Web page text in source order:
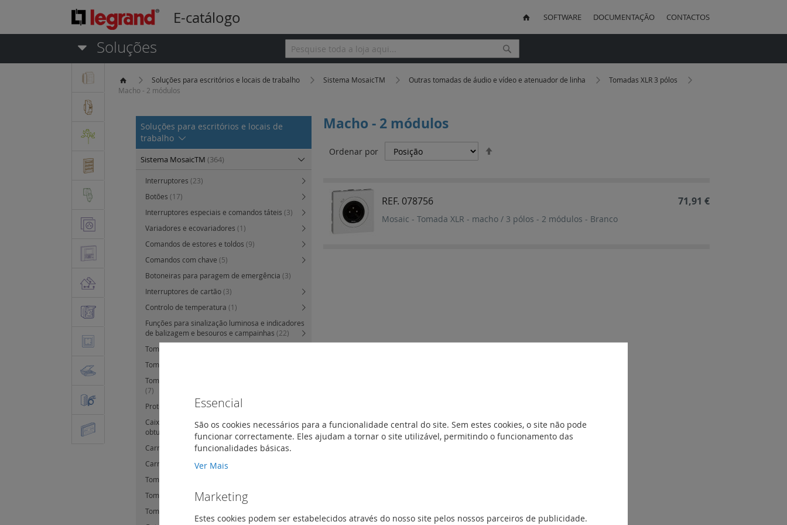
E-catálogo SOFTWARE DOCUMENTAÇÃO CONTACTOS
Soluções
Pesquisa Pesquisa
Soluções para escritórios e locais de trabalho Sistema MosaicTM Outras tomadas de áudio e vídeo e atenuador de linha
Tomadas XLR 3 pólos
Macho - 2 módulos
Macho - 2 módulos
Ordenar por
REF. 078756
Mosaic - Tomada XLR - macho / 3 pólos - 2 módulos - Branco
71,91 €
Soluções para escritórios e locais de
trabalho
Sistema MosaicTM (364)
Interruptores (23)
Botões (17)
Interruptores especiais e comandos táteis (3)
Variadores e ecovariadores (1)
Comandos de estores e toldos (9)
Comandos com chave (5)
Botoneiras para paragem de emergência (3)
Interruptores de cartão(3)
Controlo de temperatura (1)
Funções para sinalização luminosa e indicadores
de balizagem e besouros e campainhas (22)
Tomadas de corrente multi suportes
Tomadas de corrente especiais
Tomadas de corrente e standards internacionais
(7)
Proteção de pessoas e equipamentos
Caixa de derivação e saída de cabos e
obturadores
(14)
Carregadores de indução(0)
Carregadores USB (16)
Tomadas RJ45
Tomadas telefónicas (para renovação)
Tomadas televisão
Essencial
São os cookies necessários para a funcionalidade central do site. Sem estes cookies, o site não pode
funcionar correctamente. Eles ajudam a tornar o site utilizável, permitindo o funcionamento das
funcionalidades básicas.
Ver Mais
Marketing
Estes cookies podem ser estabelecidos através do nosso site pelos nossos parceiros de publicidade.